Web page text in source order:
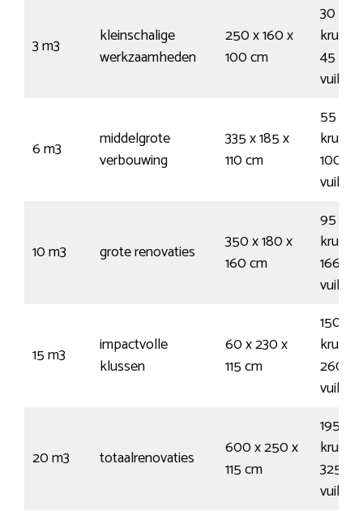
3 m3
kleinschalige
werkzaamheden
250 x 160 x
100 cm
30
45
6 m3
middelgrote
verbouwing
335 x 185 x
110 cm
55
100
10 m3 grote renovaties
350 x 180 x
160 cm
95
166
15 m3
impactvolle
klussen
60 x 230 x
115 cm
150
260
20 m3 totaalrenovaties
600 x 250 x
115 cm
195
325